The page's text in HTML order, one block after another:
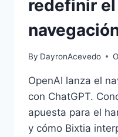
redefinir
By DayronAcevedo
OpenAI lanza el
con ChatGPT.
apuesta para el
y cómo Bixtia